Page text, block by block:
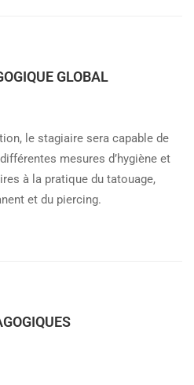
GLOBAL
le stagiaire sera capable de
mesures d’hygiène et
à la pratique du tatouage,
et du piercing.